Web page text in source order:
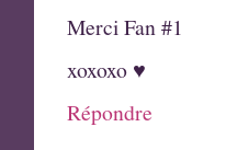
Merci Fan #1
xoxoxo ♥
Répondre